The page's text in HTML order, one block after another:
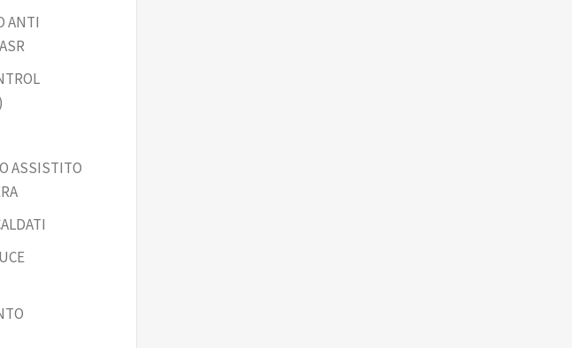
ANTI
ASSISTITO